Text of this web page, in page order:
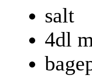
salt
4dl